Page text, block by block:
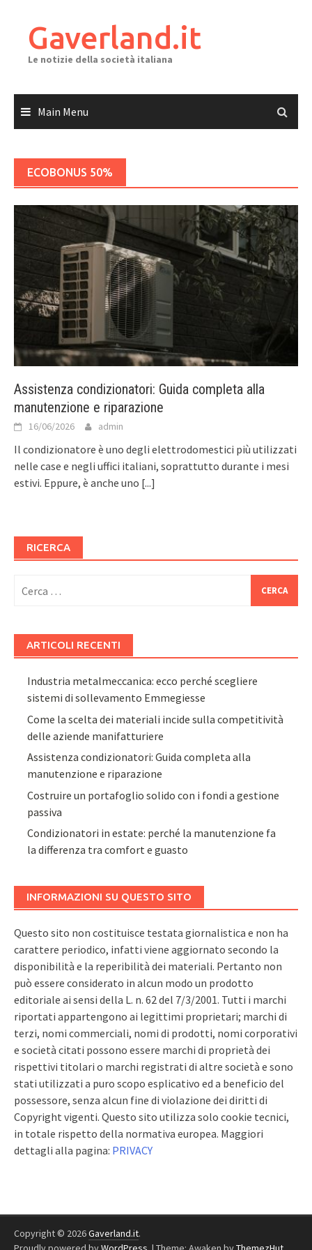
contentGaverland.it
Le notizie della società italiana
Main Menu
ECOBONUS 50%
Assistenza condizionatori: Guida completa alla
manutenzione e riparazione
16/06/2026 admin
Il condizionatore è uno degli elettrodomestici più utilizzati
nelle case e negli uffici italiani, soprattutto durante i mesi
estivi. Eppure, è anche uno [...]
RICERCA
per:
ARTICOLI RECENTI
Industria metalmeccanica: ecco perché scegliere
sistemi di sollevamento Emmegiesse
Come la scelta dei materiali incide sulla competitività
delle aziende manifatturiere
Assistenza condizionatori: Guida completa alla
manutenzione e riparazione
Costruire un portafoglio solido con i fondi a gestione
passiva
Condizionatori in estate: perché la manutenzione fa
la differenza tra comfort e guasto
INFORMAZIONI SU QUESTO SITO
Questo sito non costituisce testata giornalistica e non ha
carattere periodico, infatti viene aggiornato secondo la
disponibilità e la reperibilità dei materiali. Pertanto non
può essere considerato in alcun modo un prodotto
editoriale ai sensi della L. n. 62 del 7/3/2001. Tutti i marchi
riportati appartengono ai legittimi proprietari; marchi di
terzi, nomi commerciali, nomi di prodotti, nomi corporativi
e società citati possono essere marchi di proprietà dei
rispettivi titolari o marchi registrati di altre società e sono
stati utilizzati a puro scopo esplicativo ed a beneficio del
possessore, senza alcun fine di violazione dei diritti di
Copyright vigenti. Questo sito utilizza solo cookie tecnici,
in totale rispetto della normativa europea. Maggiori
dettagli alla pagina: PRIVACY
Copyright © 2026Gaverland.it.